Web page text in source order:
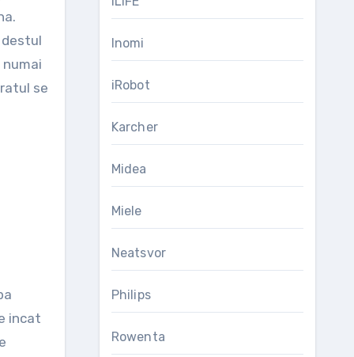
destul
se
incat
Inomi
iRobot
Karcher
Midea
Miele
Neatsvor
Philips
Rowenta